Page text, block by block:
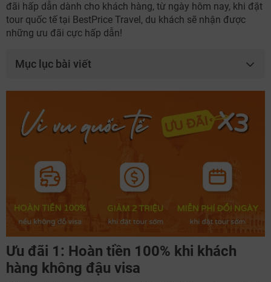
đãi hấp dẫn dành cho khách hàng, từ ngày hôm nay, khi đặt
tour quốc tế tại BestPrice Travel, du khách sẽ nhận được
những ưu đãi cực hấp dẫn!
Mục lục bài viết
Ưu đãi 1: Hoàn tiền 100% khi khách
hàng không đậu visa
TƯ VẤN NGAY
TƯ VẤN NGAY
TƯ VẤN NGAY
NHẬN ƯU ĐÃI NGAY
TƯ VẤN NGAY